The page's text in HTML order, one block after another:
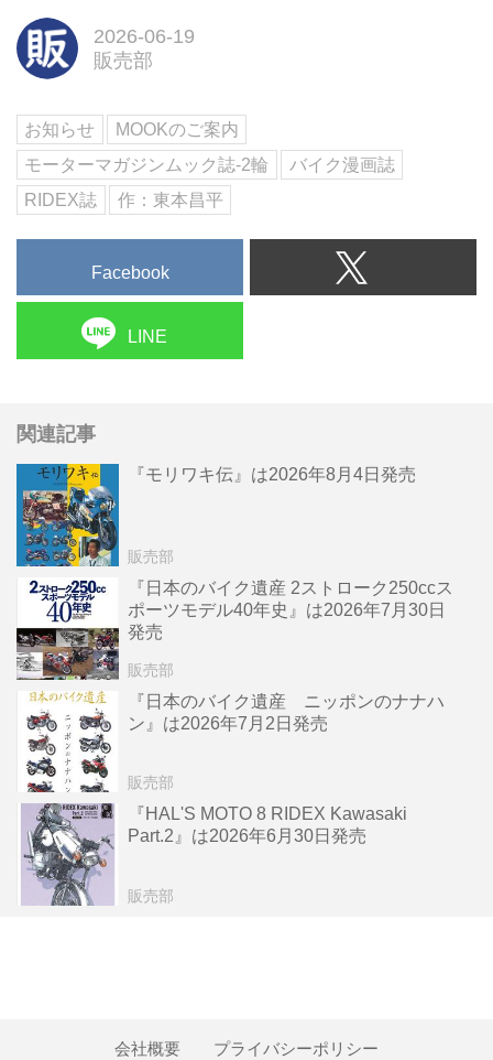
2026-06-19
販売部
お知らせ
MOOKのご案内
モーターマガジンムック誌-2輪
バイク漫画誌
RIDEX誌
作：東本昌平
Facebook
LINE
関連記事
『モリワキ伝』は2026年8月4日発売
販売部
『日本のバイク遺産 2ストローク250ccス
ポーツモデル40年史』は2026年7月30日
発売
販売部
『日本のバイク遺産 ニッポンのナナハ
ン』は2026年7月2日発売
販売部
『HAL'S MOTO 8 RIDEX Kawasaki
Part.2』は2026年6月30日発売
販売部
会社概要 プライバシーポリシー